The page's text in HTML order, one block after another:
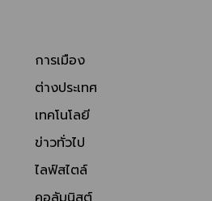
การเมือง
ต่างประเทศ
เทคโนโลยี
ข่าวทั่วไป
ไลฟ์สไตล์